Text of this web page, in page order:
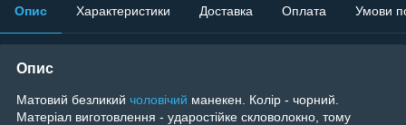
Опис Характеристики Доставка Оплата Умови
Опис
Матовий безликий чоловічий манекен. Колір - чорний.
Матеріал виготовлення - ударостійке скловолокно, тому